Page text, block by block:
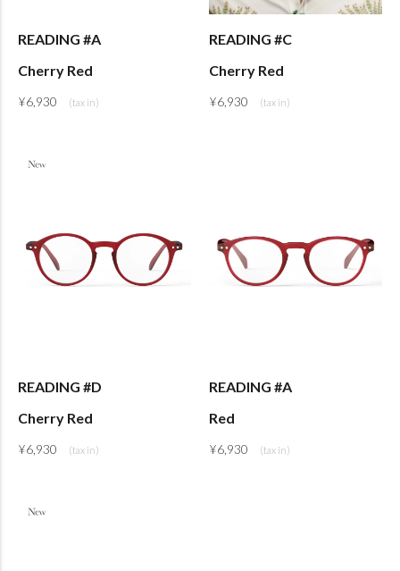
READING #A
Cherry Red
¥6,930
READING #C
Cherry Red
¥6,930
READING #D
Cherry Red
¥6,930
READING #A
Red
¥6,930